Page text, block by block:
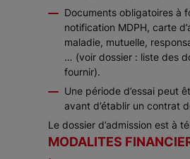
Documents obligatoires à
notification MDPH, carte
maladie, mutuelle,
… (voir dossier : liste des
fournir).
Une période d’essai peut
avant d’établir un contrat
Le dossier d’admission est à
MODALITES